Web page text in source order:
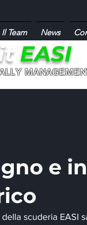
Il Team News
EASI
e
scuderia EASI